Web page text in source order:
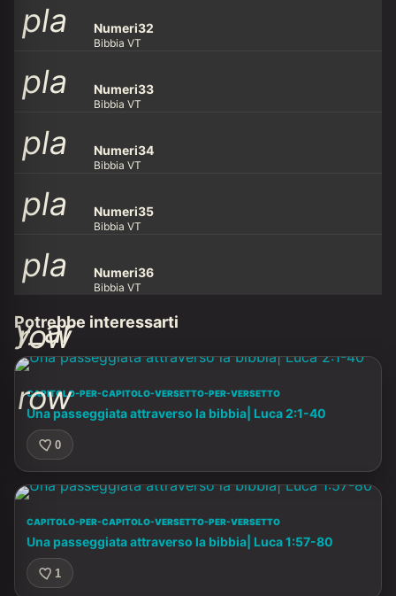
row
y_ar
row
pla
y_ar
row
Numeri32
Bibbia VT
pla
y_ar
row
Numeri33
Bibbia VT
pla
y_ar
row
Numeri34
Bibbia VT
pla
y_ar
row
Numeri35
Bibbia VT
pla
y_ar
row
Numeri36
Bibbia VT
Potrebbe interessarti
CAPITOLO-PER-CAPITOLO-VERSETTO-PER-VERSETTO
Una passeggiata attraverso la bibbia| Luca 2:1-40
0
CAPITOLO-PER-CAPITOLO-VERSETTO-PER-VERSETTO
Una passeggiata attraverso la bibbia| Luca 1:57-80
1